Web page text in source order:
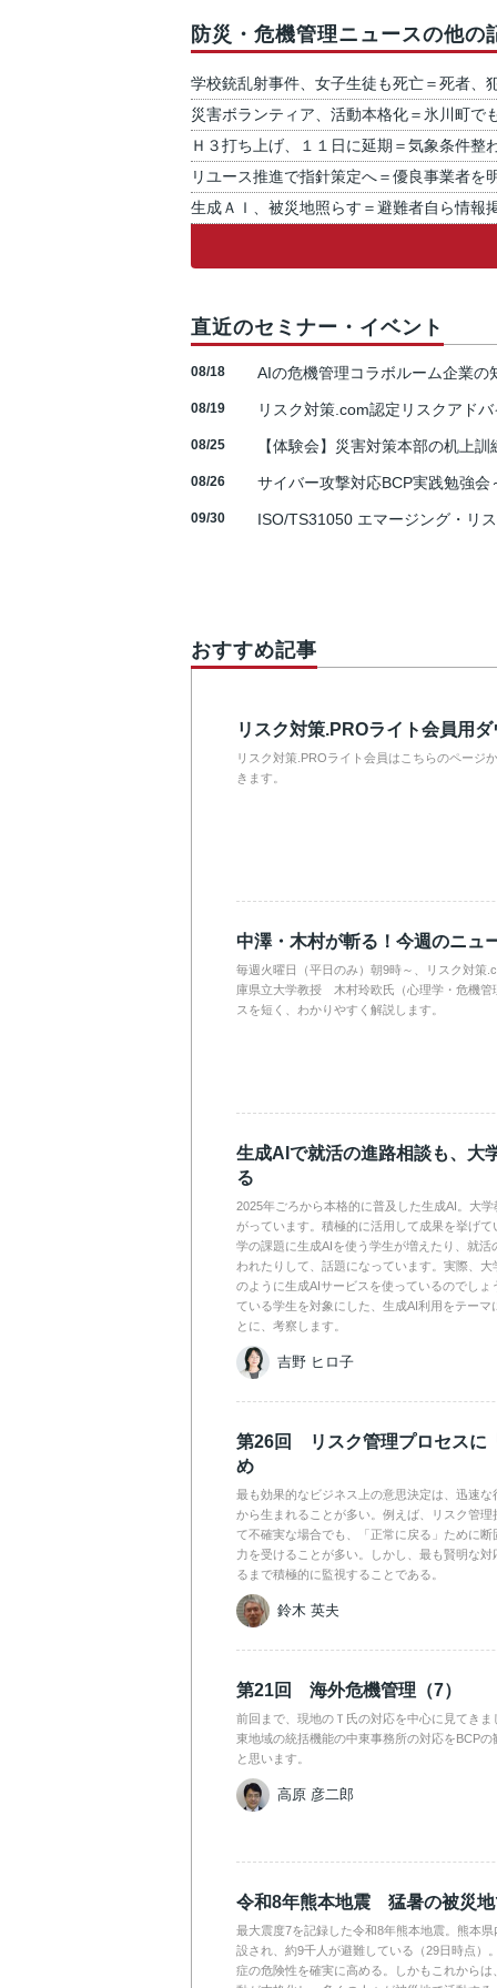
防災・危機管理ニュースの他の
学校銃乱射事件、女子生徒も死亡＝死者、
災害ボランティア、活動本格化＝氷川町
Ｈ３打ち上げ、１１日に延期＝気象条件整
リユース推進で指針策定へ＝優良事業者を
生成ＡＩ、被災地照らす＝避難者自ら情
直近のセミナー・イベント
08/18 AIの危機管理コラボルーム企業
08/19 リスク対策.com認定リスクアド
08/25 【体験会】災害対策本部の机上
08/26 サイバー攻撃対応BCP実践勉強
09/30 ISO/TS31050 エマージング・リ
おすすめ記事
リスク対策.PROライト会員用
リスク対策.PROライト会員はこちらのページ
きます。
中澤・木村が斬る！今週のニュ
毎週火曜日（平日のみ）朝9時～、リスク対
庫県立大学教授 木村玲欧氏（心理学・危機管
スを短く、わかりやすく解説します。
生成AIで就活の進路相談も、大
る
2025年ごろから本格的に普及した生成AI。大
がっています。積極的に活用して成果を挙げ
学の課題に生成AIを使う学生が増えたり、就活
われたりして、話題になっています。実際、
のように生成AIサービスを使っているのでしょ
ている学生を対象にした、生成AI利用をテーマ
とに、考察します。
吉野 ヒロ子
第26回 リスク管理プロセスに
め
最も効果的なビジネス上の意思決定は、迅速な
から生まれることが多い。例えば、リスク管理
て不確実な場合でも、「正常に戻る」ために
力を受けることが多い。しかし、最も賢明な
るまで積極的に監視することである。
鈴木 英夫
第21回 海外危機管理（7）
前回まで、現地のＴ氏の対応を中心に見てき
東地域の統括機能の中東事務所の対応をBCP
と思います。
高原 彦二郎
令和8年熊本地震 猛暑の被災地
最大震度7を記録した令和8年熊本地震。熊本
設され、約9千人が避難している（29日時点）
症の危険性を確実に高める。しかもこれから